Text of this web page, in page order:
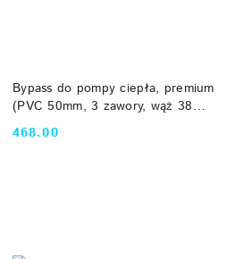
Bypass do pompy ciepła, premium
(PVC 50mm, 3 zawory, wąż 38
mm) Flotide
Cena:
468.00
DO KOSZYKA